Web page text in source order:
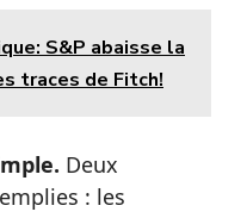
S&P abaisse la
traces de Fitch!
Deux
: les